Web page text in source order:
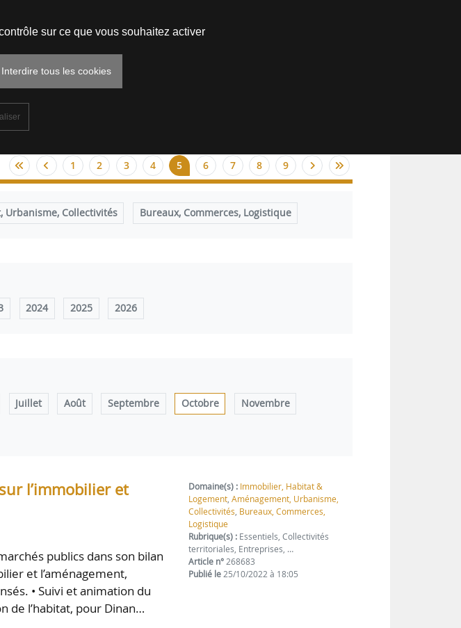
1 2 3 4 5 6 7 8 9
Urbanisme, Collectivités Bureaux, Commerces, Logistique
2024 2025 2026
Juillet Août Septembre Octobre Novembre
l’immobilier et
publics dans son bilan
et l’aménagement,
• Suivi et animation du
de l’habitat, pour Dinan…
Domaine(s) : Immobilier, Habitat &
Logement,Aménagement, Urbanisme,
Collectivités, Bureaux, Commerces,
Logistique
Rubrique(s) : Essentiels, Collectivités
territoriales, Entreprises, …
Article n°268683
Publié le25/10/2022 à 18:05
sur ce que vous souhaitez activer
tous les cookies